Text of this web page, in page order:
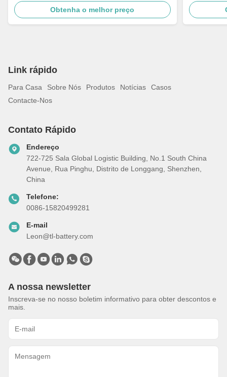
Obtenha o melhor preço
Link rápido
Para Casa Sobre Nós Produtos Notícias
Casos
Contacte-Nos
Contato Rápido
Endereço
722-725 Sala Global Logistic Building, No.1 South China
Avenue, Rua Pinghu, Distrito de Longgang, Shenzhen,
China
Telefone:
0086-15820499281
E-mail
Leon@tl-battery.com
A nossa newsletter
Inscreva-se no nosso boletim informativo para obter descontos e
mais.